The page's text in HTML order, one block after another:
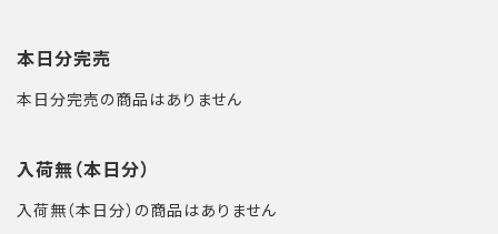
本日分完売
本日分完売の商品はありません
入荷無（本日分）
入荷無（本日分）の商品はありません